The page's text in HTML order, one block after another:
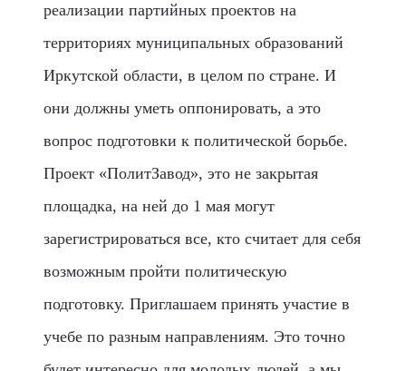
реализации партийных проектов на
территориях муниципальных образований
Иркутской области, в целом по стране. И
они должны уметь оппонировать, а это
вопрос подготовки к политической борьбе.
Проект «ПолитЗавод», это не закрытая
площадка, на ней до 1 мая могут
зарегистрироваться все, кто считает для себя
возможным пройти политическую
подготовку. Приглашаем принять участие в
учебе по разным направлениям. Это точно